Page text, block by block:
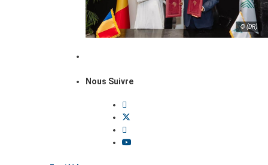
© (DR)
Nous Suivre